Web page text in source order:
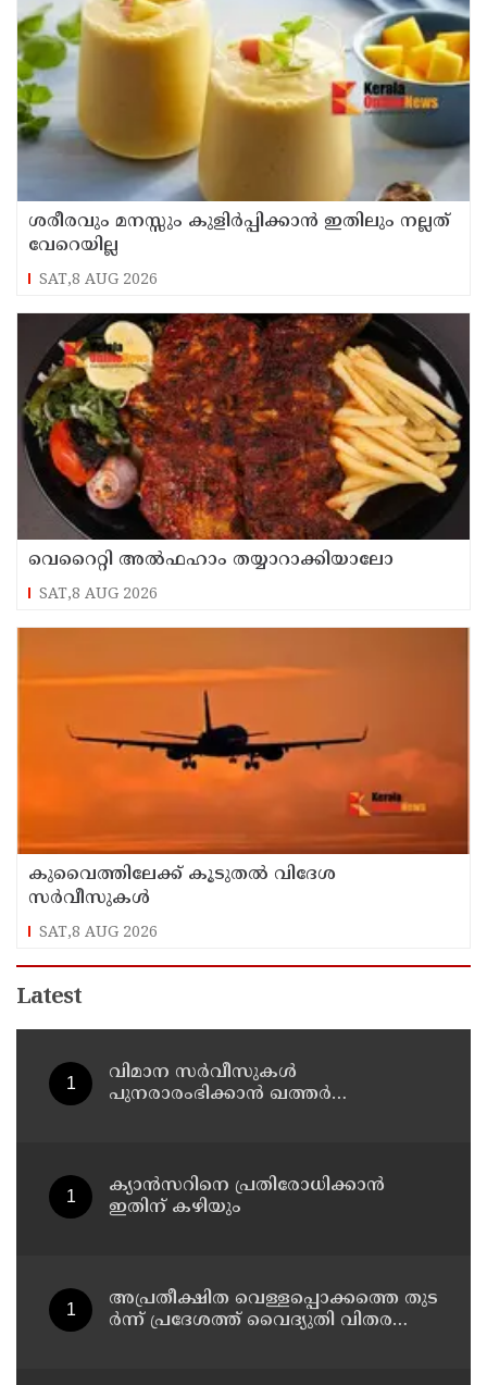
ശരീരവും മനസ്സും കുളിർപ്പിക്കാൻ ഇതിലും നല്ലത്
വേറെയില്ല
SAT,8 AUG 2026
വെറൈറ്റി അൽഫഹാം തയ്യാറാക്കിയാലോ
SAT,8 AUG 2026
കുവൈത്തിലേക്ക് കൂടുതല്‍ വിദേശ
സര്‍വീസുകള്‍
SAT,8 AUG 2026
Latest
വിമാന സര്‍വീസുകള്‍
പുനരാരംഭിക്കാന്‍ ഖത്തര്‍
ക്യാൻസറിനെ പ്രതിരോധിക്കാൻ
ഇതിന് കഴിയും
അ​പ്ര​തീ​ക്ഷി​ത വെ​ള്ള​പ്പൊ​ക്ക​ത്തെ തു​ട​
ർ​ന്ന് പ്ര​ദേ​ശ​ത്ത് വൈ​ദ്യു​തി വി​ത​ര​ണം